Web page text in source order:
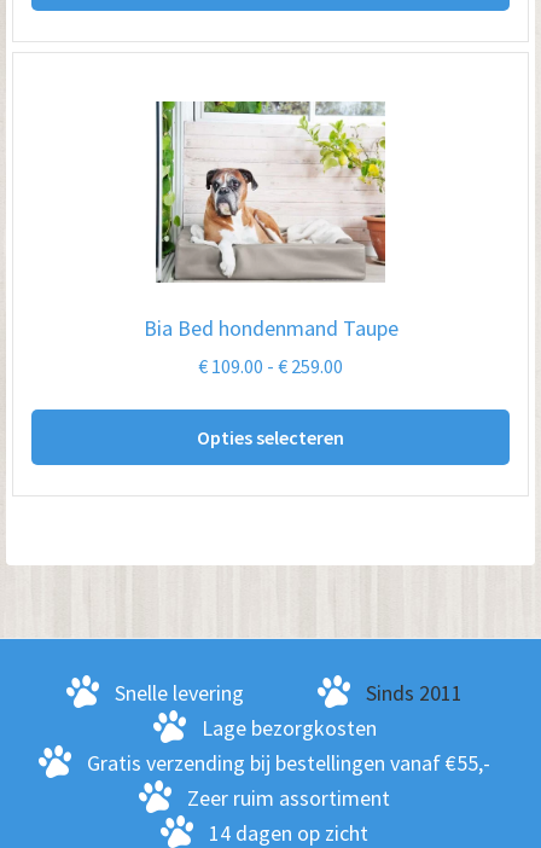
Bia Bed hondenmand Taupe
€ 109.00 - € 259.00
€ 259.00
Opties selecteren
Dit
Snelle levering
Sinds 2011
Lage bezorgkosten
Gratis verzending bij bestellingen vanaf €55,-
Zeer ruim assortiment
14 dagen op zicht